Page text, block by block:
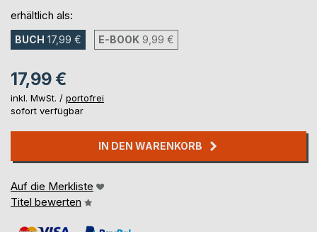
erhältlich als:
BUCH 17,99 € E-BOOK 9,99 €
17,99 €
inkl. MwSt. / portofrei
sofort verfügbar
IN DEN WARENKORB
Auf die Merkliste
Titel bewerten